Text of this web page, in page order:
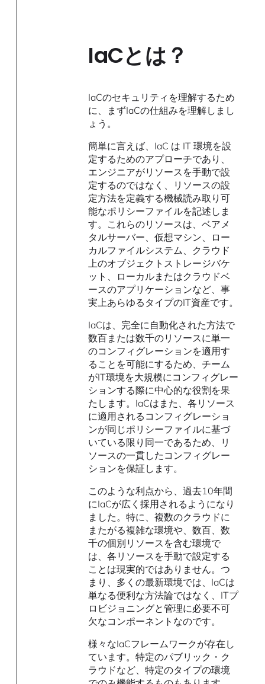
IaCとは？
IaCのセキュリティを理解するため
に、まずIaCの仕組みを理解しまし
ょう。
簡単に言えば、IaC は IT 環境を設
定するためのアプローチであり、
エンジニアがリソースを手動で設
定するのではなく、リソースの設
定方法を定義する機械読み取り可
能なポリシーファイルを記述しま
す。これらのリソースは、ベアメ
タルサーバー、仮想マシン、ロー
カルファイルシステム、クラウド
上のオブジェクトストレージバケ
ット、ローカルまたはクラウドベ
ースのアプリケーションなど、事
実上あらゆるタイプのIT資産です。
IaCは、完全に自動化された方法で
数百または数千のリソースに単一
のコンフィグレーションを適用す
ることを可能にするため、チーム
がIT環境を大規模にコンフィグレー
ションする際に中心的な役割を果
たします。IaCはまた、各リソース
に適用されるコンフィグレーショ
ンが同じポリシーファイルに基づ
いている限り同一であるため、リ
ソースの一貫したコンフィグレー
ションを保証します。
このような利点から、過去10年間
にIaCが広く採用されるようになり
ました。特に、複数のクラウドに
またがる複雑な環境や、数百、数
千の個別リソースを含む環境で
は、各リソースを手動で設定する
ことは現実的ではありません。つ
まり、多くの最新環境では、IaCは
単なる便利な方法論ではなく、ITプ
ロビジョニングと管理に必要不可
欠なコンポーネントなのです。
様々なIaCフレームワークが存在し
ています。特定のパブリック・ク
ラウドなど、特定のタイプの環境